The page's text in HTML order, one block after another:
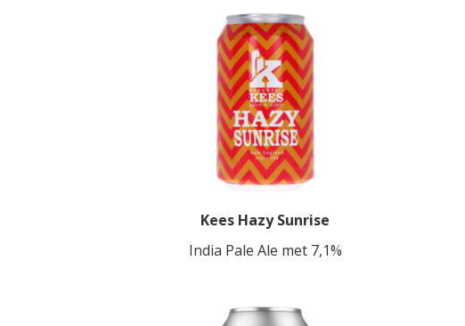
Kees Hazy Sunrise
India Pale Ale met 7,1%